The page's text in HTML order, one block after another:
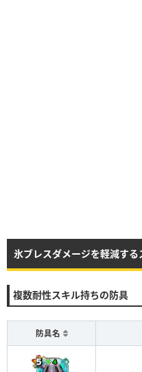
氷ブレスダメージを軽減す
複数耐性スキル持ちの防具
防具名